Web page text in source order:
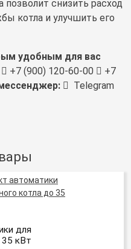
снизить расход
котла и улучшить его
удобным для вас
+7 (900) 120-60-00
+7
Telegram
для
35 кВт